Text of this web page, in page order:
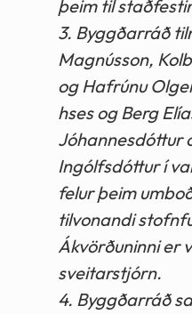
þeim til
3. Byggðarráð
Magnússon,
og Hafrúnu
hses og Berg
Jóhannesdóttur
Ingólfsdóttur í
felur þeim
tilvonandi
Ákvörðuninni er
sveitarstjórn.
4. Byggðarráð